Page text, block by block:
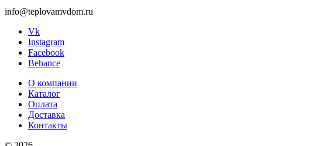
info@teplovamvdom.ru
Vk
Instagram
Facebook
Behance
О компании
Каталог
Оплата
Доставка
Контакты